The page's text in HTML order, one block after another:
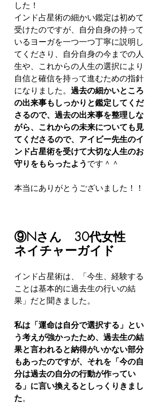
した！
インド占星術の細かい鑑定は初めて
受けたのですが、自分自身の持って
いるヨーガを一つ一つ丁寧に説明し
てくださり、自分自身の今までの人
生や、これからの人生の選択により
自信と確信を持って進むための指針
になりました。 過去の細かいところ
の出来事もしっかりと鑑定してくだ
さるので、過去の出来事を整理しな
がら、これからの未来についても見
てくださるので、アイビー先生のイ
ンド占星術を受けて大切な人生のお
守りをもらったようです＾＾
本当にありがとうございました！！
⑨Nさん　30代女性
ネイチャーガイド
インド占星術は、「今生、経験する
ことは基本的に過去生の行いの結
果」だと聞きました。
私は「運命は自分で選択する」とい
う考えが強かったため、過去生の結
果と言われると納得がいかない部分
もあったのですが、それを「今の自
分は過去の自分の行動が作ってい
る」に言い換えるとしっくりきまし
た。